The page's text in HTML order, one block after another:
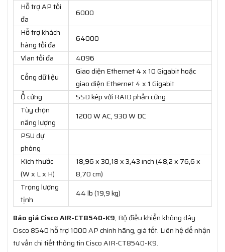
Hỗ trợ AP tối
đa
6000
Hỗ trợ khách
hàng tối đa
64000
Vlan tối đa
4096
Cổng dữ liệu
Giao diện Ethernet 4 x 10 Gigabit hoặc
giao diện Ethernet 4 x 1 Gigabit
Ổ cứng
SSD kép với RAID phần cứng
Tùy chọn
năng lượng
1200 W AC, 930 W DC
PSU dự
phòng
Kích thước
(W x L x H)
18,96 x 30,18 x 3,43 inch (48,2 x 76,6 x
8,70 cm)
Trọng lượng
tịnh
44 lb (19,9 kg)
Báo giá Cisco AIR-CT8540-K9, Bộ điều khiển không dây
Cisco 8540 hỗ trợ 1000 AP chính hãng, giá tốt. Liên hệ để nhận
tư vấn chi tiết thông tin Cisco AIR-CT8540-K9.